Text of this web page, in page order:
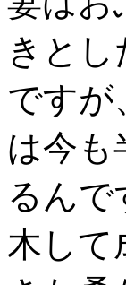
きと
ですが
は今も
るんで
木して